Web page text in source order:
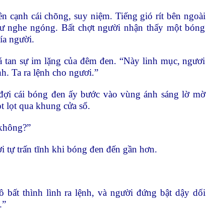
cạnh cái chõng, suy niệm. Tiếng gió rít bên ngoài
nghe ngóng. Bất chợt người nhận thấy một bóng
người.
sự im lặng của đêm đen. “Này linh mục, ngươi
Ta ra lệnh cho ngươi.”
cái bóng đen ấy bước vào vùng ánh sáng lờ mờ
lọt qua khung cửa sổ.
tự trấn tĩnh khi bóng đen đến gần hơn.
bất thình lình ra lệnh, và người đứng bật dậy dối